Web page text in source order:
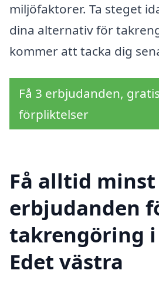
miljöfaktorer. Ta steget
dina alternativ för
kommer att tacka dig
Få 3 erbjudanden,
förpliktelser
Få alltid minst
erbjudanden
takrengöring
Edet västra